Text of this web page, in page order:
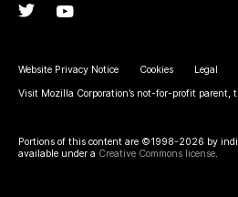
Twitter
Website Privacy Notice Cookies Legal
Visit Mozilla Corporation’s not-for-profit parent,
Portions of this content are ©1998-2026 by
available under a Creative Commons license.